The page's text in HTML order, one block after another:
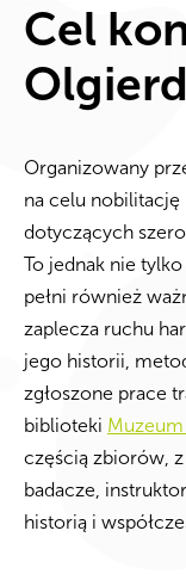
Cel
Organizowany
na celu
dotyczących
To jednak nie
pełni również
zaplecza ruchu
jego historii,
zgłoszone prace
biblioteki
częścią zbiorów,
badacze,
historią i